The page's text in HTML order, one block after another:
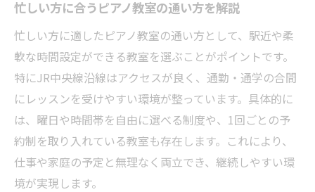
ピアノ教室の講師選びでチェックすべきポ
イント
忙しい方に最適な短期ピアノレッスンの魅力
短期集中レッスンでピアノ教室を賢く活用
スケジュール調整がしやすいピアノ教室の
忙しい生活に合わせた短期ピアノ教室の選
び方
忙しい方に合うピアノ教室の通い方を解説
忙しい方に適したピアノ教室の通い方として、駅近や柔
軟な時間設定ができる教室を選ぶことがポイントです。
特にJR中央線沿線はアクセスが良く、通勤・通学の合間
にレッスンを受けやすい環境が整っています。具体的に
は、曜日や時間帯を自由に選べる制度や、1回ごとの予
約制を取り入れている教室も存在します。これにより、
仕事や家庭の予定と無理なく両立でき、継続しやすい環
境が実現します。